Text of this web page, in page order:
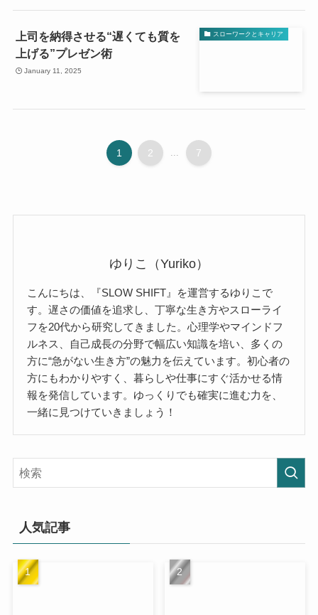
スローワークとキャリア
上司を納得させる“遅くても質を
上げる”プレゼン術
January 11, 2025
1 2 ... 7
ゆりこ（Yuriko）
こんにちは、『SLOW SHIFT』を運営するゆりこで
す。遅さの価値を追求し、丁寧な生き方やスローライ
フを20代から研究してきました。心理学やマインドフ
ルネス、自己成長の分野で幅広い知識を培い、多くの
方に“急がない生き方”の魅力を伝えています。初心者の
方にもわかりやすく、暮らしや仕事にすぐ活かせる情
報を発信しています。ゆっくりでも確実に進む力を、
一緒に見つけていきましょう！
人気記事